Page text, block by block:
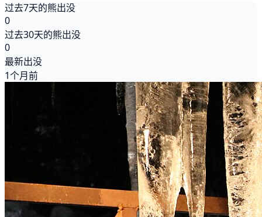
过去7天的熊出没
0
过去30天的熊出没
0
最新出没
1个月前